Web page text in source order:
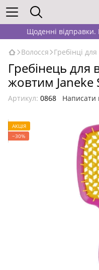
Щоденні
Волосся Гребінці
Гребінець для
жовтим
Артикул: 0868 Написати
АКЦІЯ
−30%